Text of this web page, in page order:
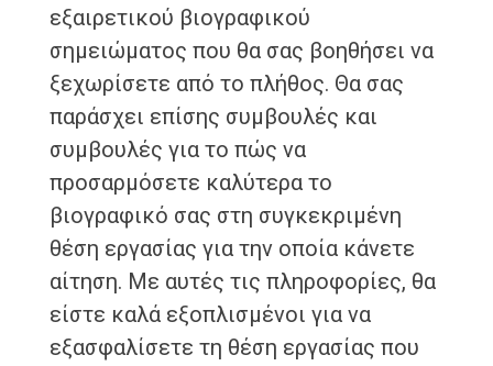
εξαιρετικού βιογραφικού
σημειώματος που θα σας βοηθήσει να
ξεχωρίσετε από το πλήθος. Θα σας
παράσχει επίσης συμβουλές και
συμβουλές για το πώς να
προσαρμόσετε καλύτερα το
βιογραφικό σας στη συγκεκριμένη
θέση εργασίας για την οποία κάνετε
αίτηση. Με αυτές τις πληροφορίες, θα
είστε καλά εξοπλισμένοι για να
εξασφαλίσετε τη θέση εργασίας που